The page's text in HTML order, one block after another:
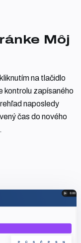
Môj
na tlačidlo
kontrolu zapísaného
naposledy
čas do nového